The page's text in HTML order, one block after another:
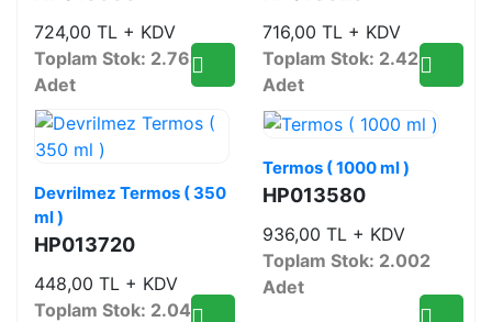
724,00 TL + KDV
Toplam Stok: 2.764
Adet
716,00 TL + KDV
Toplam Stok: 2.424
Adet
Devrilmez Termos ( 350
ml )
HP013720
448,00 TL + KDV
Toplam Stok: 2.048
Termos ( 1000 ml )
HP013580
936,00 TL + KDV
Toplam Stok: 2.002
Adet